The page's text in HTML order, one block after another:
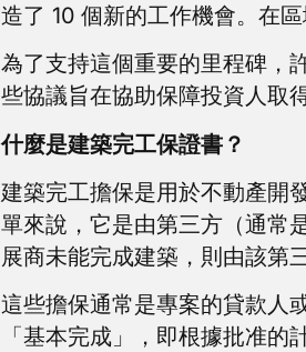
造了 10 個新的工作機會。在
為了支持這個重要的里程碑，
些協議旨在協助保障投資人取
什麼是建築完工保證書？
建築完工擔保是用於不動產開
單來說，它是由第三方（通常
展商未能完成建築，則由該第
這些擔保通常是專案的貸款人
「基本完成」，即根據批准